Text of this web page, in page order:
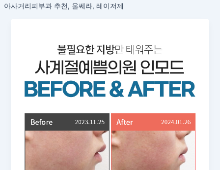
아사거리피부과 추천, 울쎄라, 레이저제